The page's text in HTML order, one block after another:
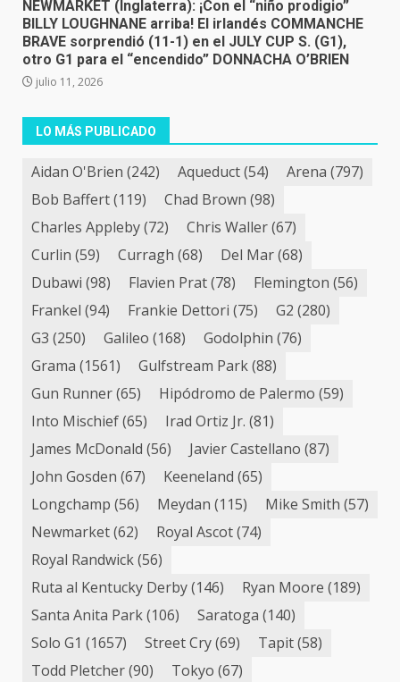
NEWMARKET (Inglaterra): ¡Con el “niño prodigio”
BILLY LOUGHNANE arriba! El irlandés COMMANCHE
BRAVE sorprendió (11-1) en el JULY CUP S. (G1),
otro G1 para el “encendido” DONNACHA O’BRIEN
julio 11, 2026
LO MÁS PUBLICADO
Aidan O'Brien (242) Aqueduct(54) Arena (797)
Bob Baffert(119) Chad Brown (98)
Charles Appleby(72) Chris Waller(67)
Curlin (59) Curragh (68) Del Mar(68)
Dubawi (98) Flavien Prat(78) Flemington (56)
Frankel (94) Frankie Dettori (75) G2 (280)
G3 (250) Galileo (168) Godolphin (76)
Grama (1561) Gulfstream Park(88)
Gun Runner(65) Hipódromo de Palermo (59)
Into Mischief(65) Irad Ortiz Jr. (81)
James McDonald (56) Javier Castellano (87)
John Gosden (67) Keeneland (65)
Longchamp (56) Meydan (115) Mike Smith (57)
Newmarket(62) Royal Ascot(74)
Royal Randwick(56)
Ruta al Kentucky Derby(146) Ryan Moore (189)
Santa Anita Park(106) Saratoga (140)
Solo G1 (1657) Street Cry(69) Tapit(58)
Todd Pletcher(90) Tokyo (67)